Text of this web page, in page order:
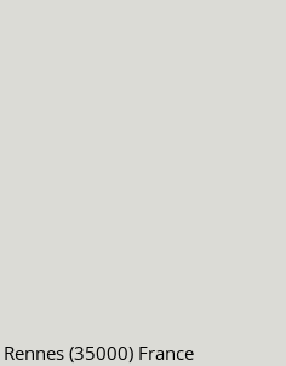
Rennes (35000) France